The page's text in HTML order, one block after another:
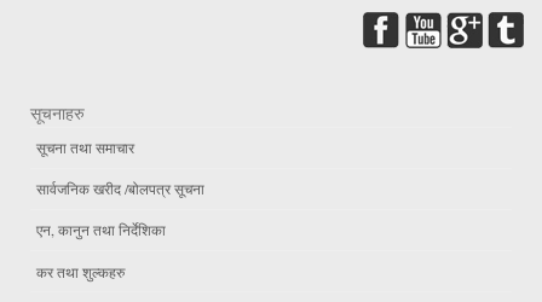
सूचनाहरु
सूचना तथा समाचार
सार्वजनिक खरीद /बोलपत्र सूचना
एन, कानुन तथा निर्देशिका
कर तथा शुल्कहरु